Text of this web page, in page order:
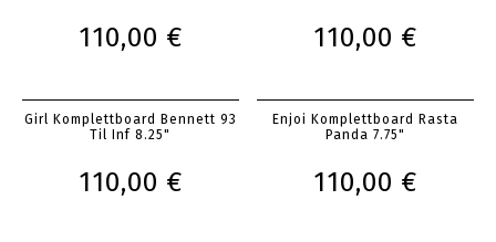
110,00 € 110,00 €
Girl Komplettboard Bennett 93
Til Inf 8.25"
110,00 €
Enjoi Komplettboard Rasta
Panda 7.75"
110,00 €